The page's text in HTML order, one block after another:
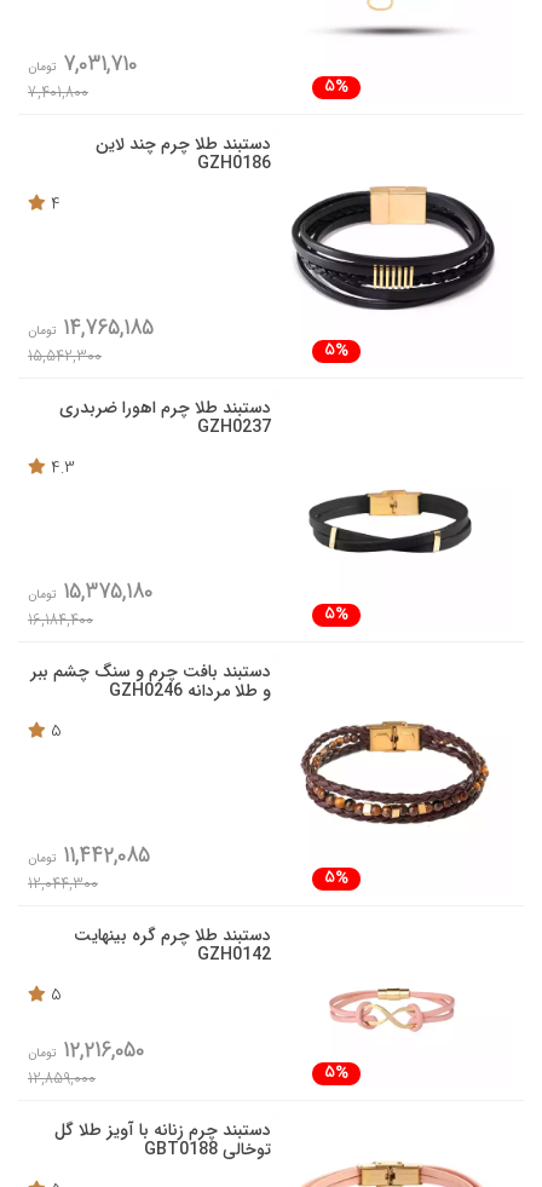
5%
7,031,710 تومان
7,401,800
دستبند طلا چرم چند لاین
GZH0186
4
5%
14,765,185 تومان
15,542,300
دستبند طلا چرم اهورا ضربدری
GZH0237
4.3
5%
15,375,180 تومان
16,184,400
دستبند بافت چرم و سنگ چشم ببر
و طلا مردانه GZH0246
5
5%
11,442,085 تومان
12,044,300
دستبند طلا چرم گره بینهایت
GZH0142
5
5%
12,216,050 تومان
12,859,000
دستبند چرم زنانه با آویز طلا گل
توخالی GBT0188